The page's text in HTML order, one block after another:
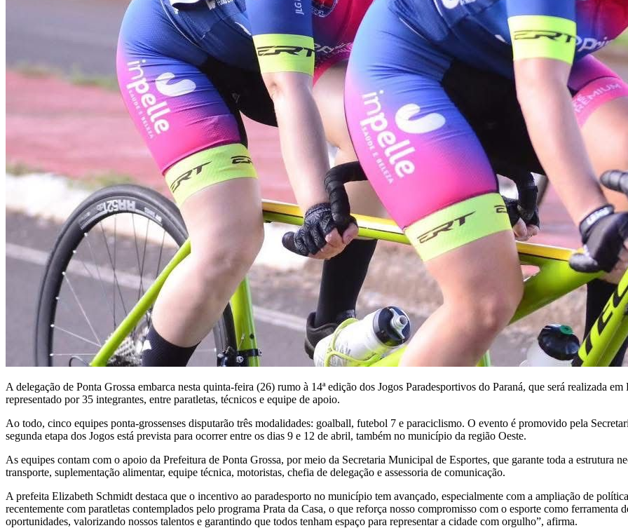
A delegação de Ponta Grossa embarca nesta quinta-feira (26) rumo à 14ª edição dos Jogos Paradesportivos do Paraná, que será realizada
representado por 35 integrantes, entre paratletas, técnicos e equipe de apoio.
Ao todo, cinco equipes ponta-grossenses disputarão três modalidades: goalball, futebol 7 e paraciclismo. O evento é promovido pela
segunda etapa dos Jogos está prevista para ocorrer entre os dias 9 e 12 de abril, também no município da região Oeste.
As equipes contam com o apoio da Prefeitura de Ponta Grossa, por meio da Secretaria Municipal de Esportes, que garante toda a estrutura
transporte, suplementação alimentar, equipe técnica, motoristas, chefia de delegação e assessoria de comunicação.
A prefeita Elizabeth Schmidt destaca que o incentivo ao paradesporto no município tem avançado, especialmente com a ampliação de
recentemente com paratletas contemplados pelo programa Prata da Casa, o que reforça nosso compromisso com o esporte como ferramenta
oportunidades, valorizando nossos talentos e garantindo que todos tenham espaço para representar a cidade com orgulho”, afirma.